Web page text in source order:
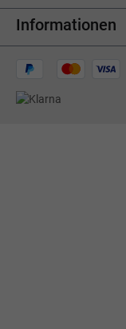
Informationen